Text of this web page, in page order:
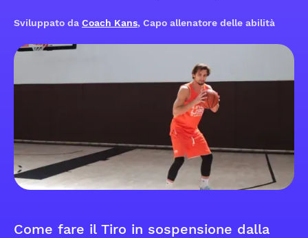
Sviluppato da Coach Kans, Capo allenatore delle abilità
Come fare il Tiro in sospensione dalla